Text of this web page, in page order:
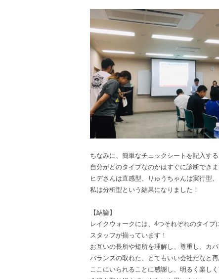
ちなみに、簡単なチェックシートを記入する
自分がどのタイプなのかはすぐに診断できま
ヒデさんは直感型、りゅうちゃんは実行型、
私は分析型という結果になりました！
【結論】
レイクウォークには、4つそれぞれのタイプ
スタッフが揃っています！
お互いの長所や短所を理解し、尊重し、カバ
バランスの取れた、とてもいい会社だなと再
ここにいられることに感謝し、明るく楽しく